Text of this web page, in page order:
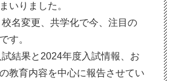
いりました。
名変更、共学化で今、注目の
す。
結果と2024年度入試情報、お
教育内容を中心に報告させてい